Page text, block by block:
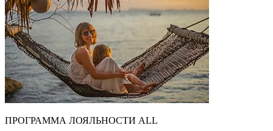
ПРОГРАММА ЛОЯЛЬНОСТИ ALL